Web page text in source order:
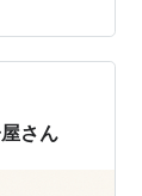
お家に
い出せま
大人に
ターっ
さん